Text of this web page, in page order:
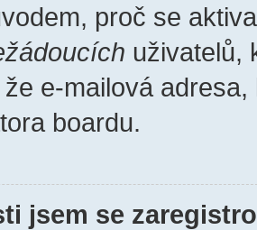
proč se
uživatelů,
e-mailová
boardu.
jsem se